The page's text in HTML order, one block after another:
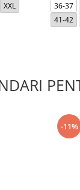
XXL 36-37
41-42
-11%